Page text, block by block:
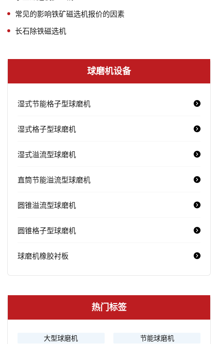
常见的影响铁矿磁选机报价的因素
长石除铁磁选机
球磨机设备
湿式节能格子型球磨机
湿式格子型球磨机
湿式溢流型球磨机
直筒节能溢流型球磨机
圆锥溢流型球磨机
圆锥格子型球磨机
球磨机橡胶衬板
热门标签
大型球磨机
节能球磨机